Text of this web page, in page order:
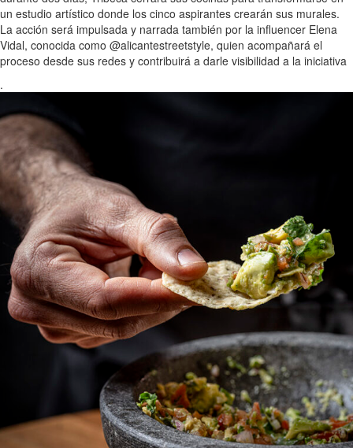
un estudio artístico donde los cinco aspirantes crearán sus murales.
La acción será impulsada y narrada también por la influencer Elena
Vidal, conocida como @alicantestreetstyle, quien acompañará el
proceso desde sus redes y contribuirá a darle visibilidad a la iniciativa
.